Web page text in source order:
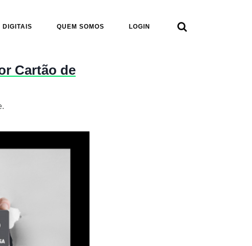
DIGITAIS QUEM SOMOS LOGIN 
Cartão de